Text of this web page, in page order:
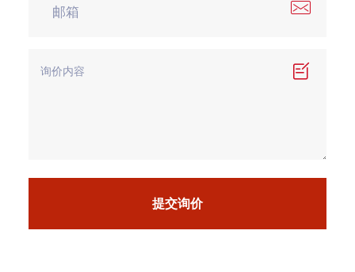
提交询价